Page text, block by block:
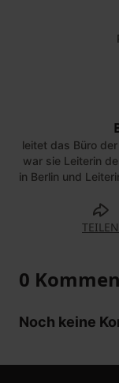
leitet das Büro
war sie Leiterin
in Berlin und
TEILEN
0
Noch keine